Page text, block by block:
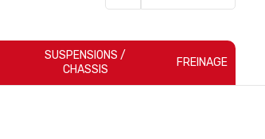
SUSPENSIONS /
CHASSIS
FREINAGE